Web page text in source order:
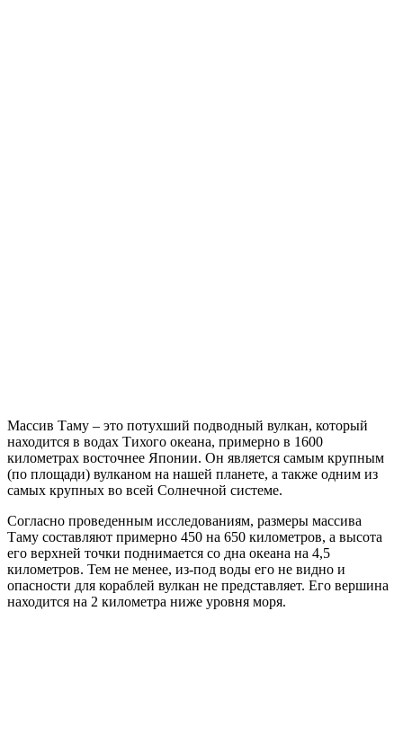
Массив Таму – это потухший подводный вулкан, который
находится в водах Тихого океана, примерно в 1600
километрах восточнее Японии. Он является самым крупным
(по площади) вулканом на нашей планете, а также одним из
самых крупных во всей Солнечной системе.
Согласно проведенным исследованиям, размеры массива
Таму составляют примерно 450 на 650 километров, а высота
его верхней точки поднимается со дна океана на 4,5
километров. Тем не менее, из-под воды его не видно и
опасности для кораблей вулкан не представляет. Его вершина
находится на 2 километра ниже уровня моря.